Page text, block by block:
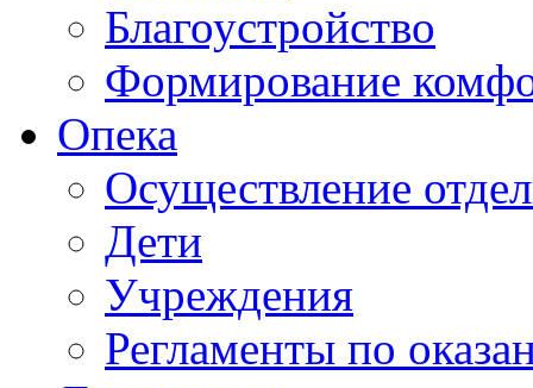
Благоустройство
Формирование
Опека
Осуществление
Дети
Учреждения
Регламенты по